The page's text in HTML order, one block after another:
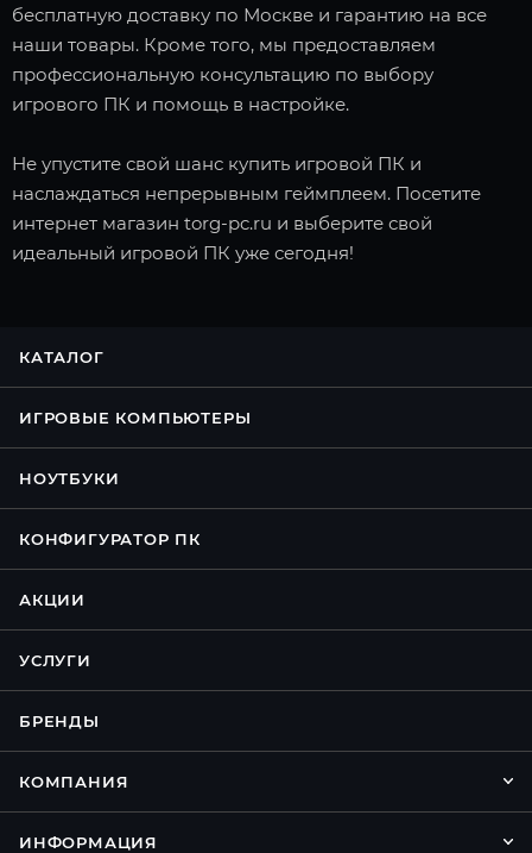
бесплатную доставку по Москве и гарантию на все
наши товары. Кроме того, мы предоставляем
профессиональную консультацию по выбору
игрового ПК и помощь в настройке.
Не упустите свой шанс купить игровой ПК и
наслаждаться непрерывным геймплеем. Посетите
интернет магазин torg-pc.ru и выберите свой
идеальный игровой ПК уже сегодня!
КАТАЛОГ
ИГРОВЫЕ КОМПЬЮТЕРЫ
НОУТБУКИ
КОНФИГУРАТОР ПК
АКЦИИ
УСЛУГИ
БРЕНДЫ
КОМПАНИЯ
ИНФОРМАЦИЯ